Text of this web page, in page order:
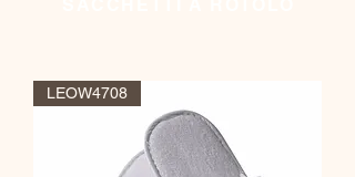
LEOW4708